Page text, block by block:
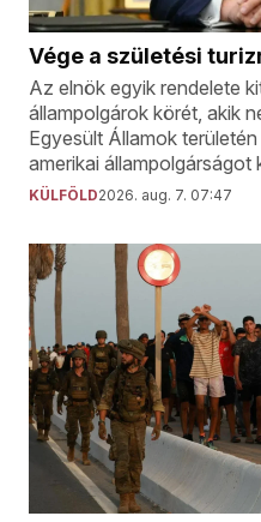
Vége a születési
Az elnök egyik rendelete
állampolgárok körét, akik
Egyesült Államok
amerikai állampolgárságot
KÜLFÖLD2026. aug. 7. 07:47